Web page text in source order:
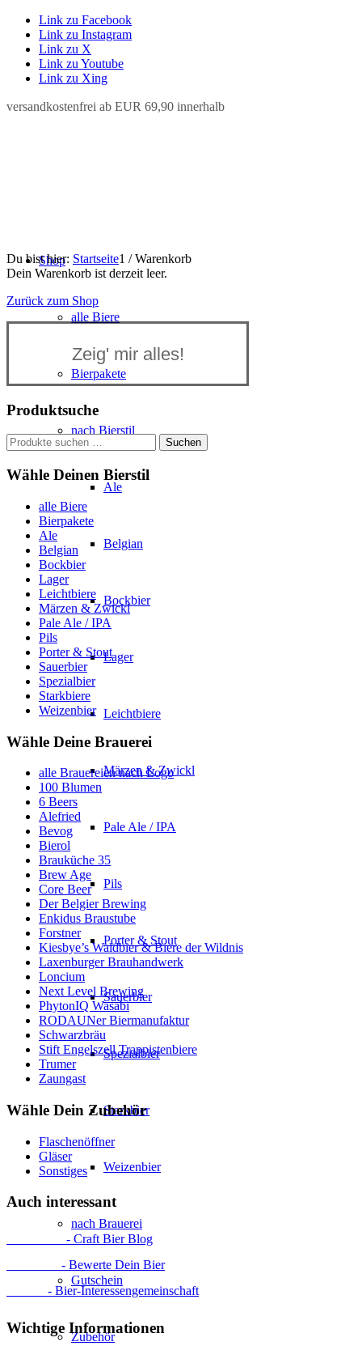
Link zu Facebook
Link zu Instagram
Link zu X
Link zu Youtube
Link zu Xing
versandkostenfrei ab EUR 69,90 innerhalb
Shop
alle Biere
Bierpakete
nach Bierstil
Ale
Belgian
Bockbier
Lager
Leichtbiere
Märzen & Zwickl
Pale Ale / IPA
Pils
Porter & Stout
Sauerbier
Spezialbier
Starkbier
Weizenbier
nach Brauerei
Gutschein
Zubehör
Du bist hier: Startseite1 / Warenkorb
Dein Warenkorb ist derzeit leer.
Zurück zum Shop
Zeig' mir alles!
Produktsuche
Suchen
nach:
Suchen
Wähle Deinen Bierstil
alle Biere
Bierpakete
Ale
Belgian
Bockbier
Lager
Leichtbiere
Märzen & Zwickl
Pale Ale / IPA
Pils
Porter & Stout
Sauerbier
Spezialbier
Starkbiere
Weizenbier
Wähle Deine Brauerei
alle Brauereien nach Logo
100 Blumen
6 Beers
Alefried
Bevog
Bierol
Brauküche 35
Brew Age
Core Beer
Der Belgier Brewing
Enkidus Braustube
Forstner
Kiesbye’s Waldbier & Biere der Wildnis
Laxenburger Brauhandwerk
Loncium
Next Level Brewing
PhytonIQ Wasabi
RODAUNer Biermanufaktur
Schwarzbräu
Stift Engelszell Trappistenbiere
Trumer
Zaungast
Wähle Dein Zubehör
Flaschenöffner
Gläser
Sonstiges
Auch interessant
- Craft Bier Blog
- Bewerte Dein Bier
- Bier-Interessengemeinschaft
Wichtige Informationen